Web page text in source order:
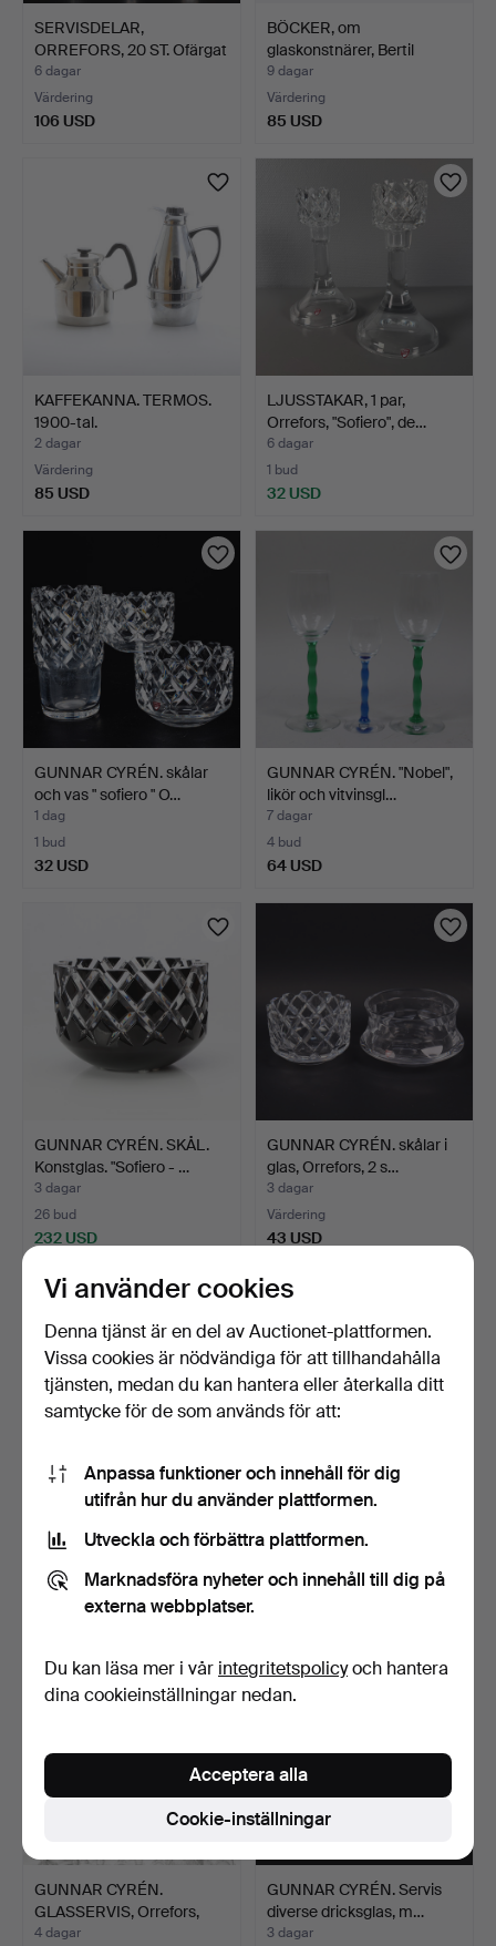
SERVISDELAR,
ORREFORS, 20 ST. Ofärgat
glas…
6 dagar
Värdering
106 USD
BÖCKER, om
glaskonstnärer, Bertil
Vallien,…
9 dagar
Värdering
85 USD
KAFFEKANNA. TERMOS.
1900-tal.
2 dagar
Värdering
85 USD
LJUSSTAKAR, 1 par,
Orrefors, "Sofiero", de…
6 dagar
1 bud
32 USD
GUNNAR CYRÉN. skålar
och vas " sofiero " O…
1 dag
1 bud
32 USD
GUNNAR CYRÉN. "Nobel",
likör och vitvinsgl…
7 dagar
4 bud
64 USD
GUNNAR CYRÉN. SKÅL.
Konstglas. "Sofiero - …
3 dagar
26 bud
232 USD
GUNNAR CYRÉN. skålar i
glas, Orrefors, 2 s…
3 dagar
Värdering
43 USD
25 delar, "Karolina"…
18 bud
159 USD
kristall, svart fot, O…
Värdering
GUNNAR CYRÉN.
GLASSERVIS, Orrefors,
"Karol…
4 dagar
GUNNAR CYRÉN. Servis
diverse dricksglas, m…
3 dagar
Vi använder cookies
Denna tjänst är en del av Auctionet-plattformen.
Vissa cookies är nödvändiga för att tillhandahålla
tjänsten, medan du kan hantera eller återkalla ditt
samtycke för de som används för att:
Anpassa funktioner och innehåll för dig
utifrån hur du använder plattformen.
Utveckla och förbättra plattformen.
Marknadsföra nyheter och innehåll till dig på
externa webbplatser.
Du kan läsa mer i vår integritetspolicyoch hantera
dina cookieinställningar nedan.
Cookie-inställningar
Acceptera alla